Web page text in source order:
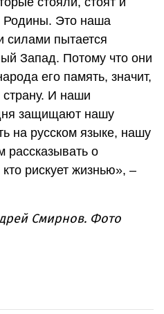
Родины. Это наша
силами пытается
Запад. Потому что они
его память, значит,
страну. И наши
защищают нашу
на русском языке, нашу
рассказывать о
рискует жизнью», –
Смирнов. Фото